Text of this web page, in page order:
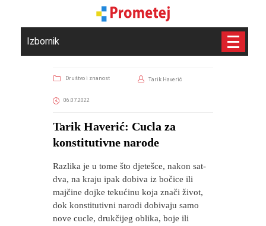
Izbornik
Društvo i znanost Tarik Haverić
06.07.2022
Tarik Haverić: Cucla za
konstitutivne narode
Razlika je u tome što djetešce, nakon sat-
dva, na kraju ipak dobiva iz bočice ili
majčine dojke tekućinu koja znači život,
dok konstitutivni narodi dobivaju samo
nove cucle, drukčijeg oblika, boje ili